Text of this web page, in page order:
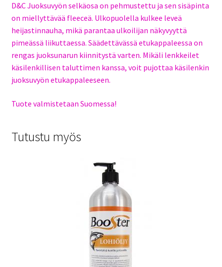
D&C Juoksuvyön selkäosa on pehmustettu ja sen sisäpinta
on miellyttävää fleeceä. Ulkopuolella kulkee leveä
heijastinnauha, mikä parantaa ulkoilijan näkyvyyttä
pimeässä liikuttaessa. Säädettävässä etukappaleessa on
rengas juoksunarun kiinnitystä varten. Mikäli lenkkeilet
käsilenkillisen taluttimen kanssa, voit pujottaa käsilenkin
juoksuvyön etukappaleeseen.
Tuote valmistetaan Suomessa!
Tutustu myös